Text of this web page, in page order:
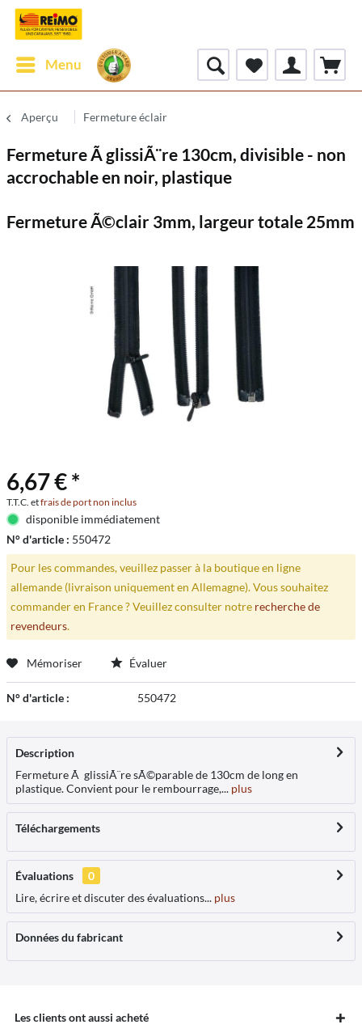
Menu
Aperçu Fermeture éclair
Fermeture Ã glissiÃ¨re 130cm, divisible - non
accrochable en noir, plastique
Fermeture Ã©clair 3mm, largeur totale 25mm
6,67 € *
T.T.C. etfrais de port non inclus
disponible immédiatement
N° d'article : 550472
Pour les commandes, veuillez passer à la boutique en ligne
allemande (livraison uniquement en Allemagne). Vous souhaitez
commander en France ? Veuillez consulter notre recherche de
revendeurs.
Mémoriser Évaluer
N° d'article : 550472
Description
Fermeture Ã glissiÃ¨re sÃ©parable de 130cm de long en
plastique. Convient pour le rembourrage,... plus
Téléchargements
Évaluations
0
Lire, écrire et discuter des évaluations... plus
Données du fabricant
Les clients ont aussi acheté